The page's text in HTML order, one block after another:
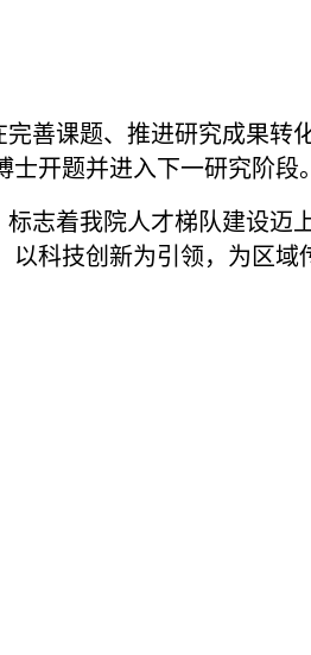
善课题、推进研究成果转
开题并进入下一研究阶段。
志着我院人才梯队建设迈
科技创新为引领，为区域